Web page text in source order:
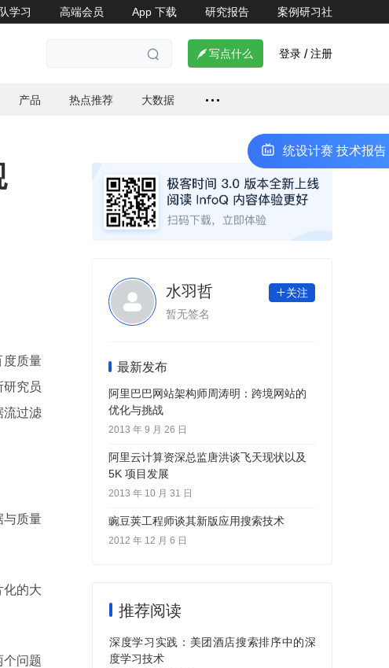
学习 高端会员 App 下载 研究报告 案例研习社
  写点什么 登录 / 注册
产品 热点推荐 大数据
度质量
究员
流过滤
与质量
化的大
个问题
水羽哲 关注
暂无签名
最新发布
阿里巴巴网站架构师周涛明：跨境网站的
优化与挑战
2013 年 9 月 26 日
阿里云计算资深总监唐洪谈飞天现状以及
5K 项目发展
2013 年 10 月 31 日
豌豆荚工程师谈其新版应用搜索技术
2012 年 12 月 6 日
推荐阅读
深度学习实践：美团酒店搜索排序中的深
度学习技术
年全国大学生计算机系统能力大赛操作系统设计赛 技术报告会